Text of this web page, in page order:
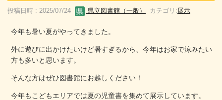
投稿日時 : 2025/07/24 県立図書館（一般） カテゴリ:展示
今年も暑い夏がやってきました。
外に遊びに出かけたいけど暑すぎるから、今年はお家で涼みたい
方も多いと思います。
そんな方はぜひ図書館にお越しください！
今年もこどもエリアでは夏の児童書を集めて展示しています。